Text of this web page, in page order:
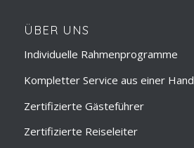
ÜBER UNS
Individuelle Rahmenprogramme
Kompletter Service aus einer Hand
Zertifizierte Gästeführer
Zertifizierte Reiseleiter